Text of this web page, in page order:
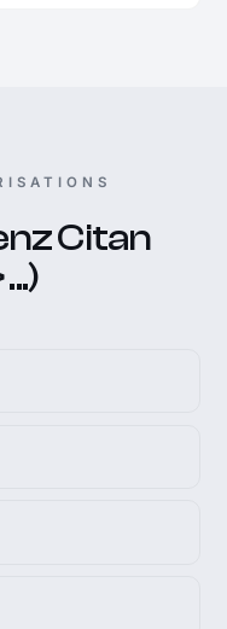
Citan